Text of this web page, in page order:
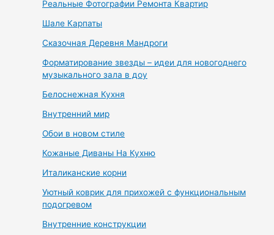
Реальные Фотографии Ремонта Квартир
Шале Карпаты
Сказочная Деревня Мандроги
Форматирование звезды – идеи для новогоднего
музыкального зала в доу
Белоснежная Кухня
Внутренний мир
Обои в новом стиле
Кожаные Диваны На Кухню
Италиканские корни
Уютный коврик для прихожей с функциональным
подогревом
Внутренние конструкции